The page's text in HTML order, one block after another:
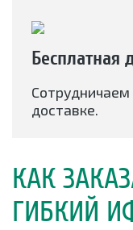
Бесплатная
доставке.
КАК
ГИБКИЙ